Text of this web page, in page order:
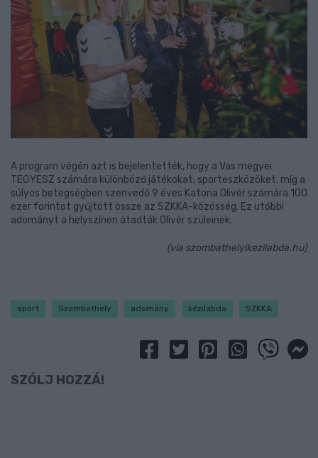
A program végén azt is bejelentették, hogy a Vas megyei
TEGYESZ számára különböző játékokat, sporteszközöket, míg a
súlyos betegségben szenvedő 9 éves Katona Olivér számára 100
ezer forintot gyűjtött össze az SZKKA-közösség. Ez utóbbi
adományt a helyszínen átadták Olivér szüleinek.
(via szombathelyikezilabda.hu)
sport Szombathely adomány kézilabda SZKKA
SZÓLJ HOZZÁ!